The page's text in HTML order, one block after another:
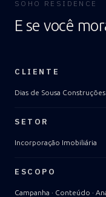
SOHO RESIDENCE
E se você
CLIENTE
Dias de Sousa Construções
SETOR
Incorporação Imobiliária
ESCOPO
Campanha · Conteúdo ·